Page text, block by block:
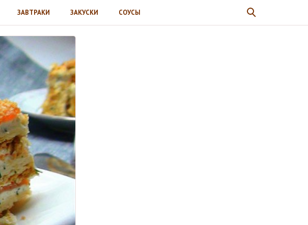
ЗАВТРАКИ ЗАКУСКИ СОУСЫ